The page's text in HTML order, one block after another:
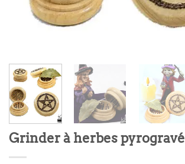
Grinder à herbes pyrogravé